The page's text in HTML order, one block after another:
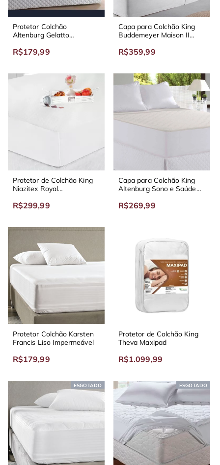
Protetor Colchão
Altenburg Gelatto
R$179,99
Capa para Colchão King
Buddemeyer Maison II
R$359,99
Protetor de Colchão King
Niazitex Royal
R$299,99
Capa para Colchão King
Altenburg Sono e Saúde
R$269,99
Protetor Colchão Karsten
Francis Liso Impermeável
R$179,99
Protetor de Colchão King
Theva Maxipad
R$1.099,99
ESGOTADO ESGOTADO